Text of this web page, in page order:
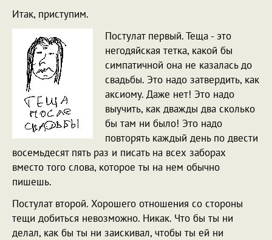
Итак, приступим.
Постулат первый. Теща - это
негодяйская тетка, какой бы
симпатичной она не казалась до
свадьбы. Это надо затвердить, как
аксиому. Даже нет! Это надо
выучить, как дважды два сколько
бы там ни было! Это надо
повторять каждый день по двести
восемьдесят пять раз и писать на всех заборах
вместо того слова, которое ты на нем обычно
пишешь.
Постулат второй. Хорошего отношения со стороны
тещи добиться невозможно. Никак. Что бы ты ни
делал, как бы ты ни заискивал, чтобы ты ей ни